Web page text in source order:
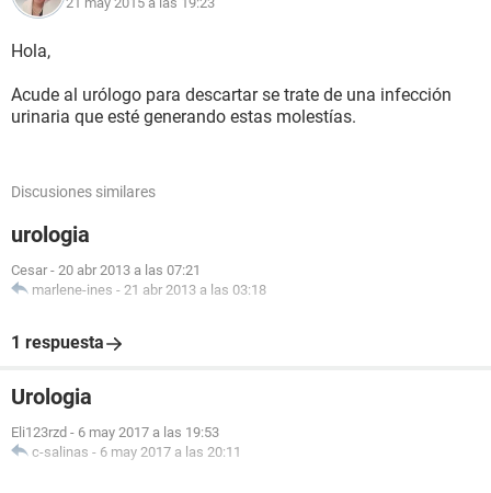
Hola,
Acude al urólogo para descartar se trate de una infección
urinaria que esté generando estas molestías.
Discusiones similares
urologia
Cesar - 20 abr 2013 a las 07:21
marlene-ines - 21 abr 2013 a las 03:18
1 respuesta
Urologia
Eli123rzd - 6 may 2017 a las 19:53
c-salinas - 6 may 2017 a las 20:11